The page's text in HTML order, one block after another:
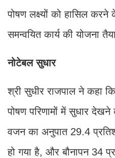
पोषण लक्ष्यों को हासिल करने
समन्वयित कार्य की योजना
नोटेबल सुधार
श्री सुधीर राजपाल ने कहा
पोषण परिणामों में सुधार
वजन का अनुपात 29.4
हो गया है, और बौनापन 34